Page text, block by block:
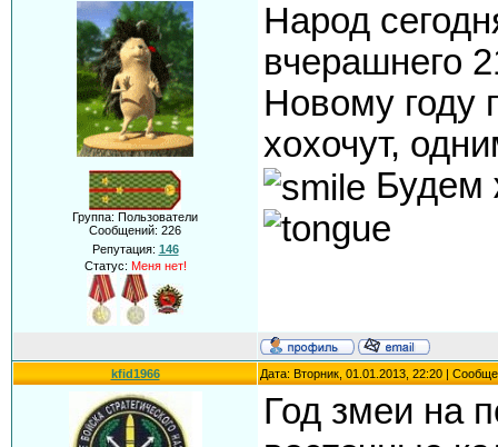
Группа: Пользователи
Сообщений: 226
Репутация: 146
Статус: Меня нет!
Народ
вчерашнего
Новому году
хохочут,
Будем
kfid1966 Дата: Вторник, 01.01.2013, 22:20 |
Год змеи на